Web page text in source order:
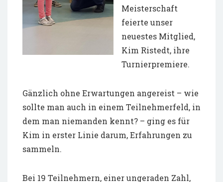
Meisterschaft
feierte unser
neuestes Mitglied,
Kim Ristedt, ihre
Turnierpremiere.
Gänzlich ohne Erwartungen angereist – wie
sollte man auch in einem Teilnehmerfeld, in
dem man niemanden kennt? – ging es für
Kim in erster Linie darum, Erfahrungen zu
sammeln.
Bei 19 Teilnehmern, einer ungeraden Zahl,